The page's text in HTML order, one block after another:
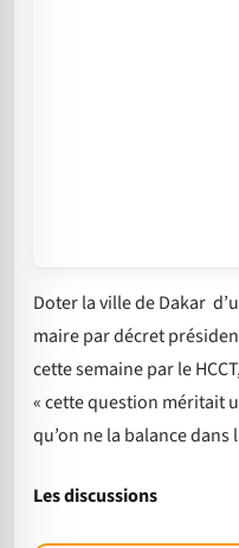
Doter la ville de Dakar
maire par décret
cette semaine par le
« cette question méritait
qu’on ne la balance dans
Les discussions